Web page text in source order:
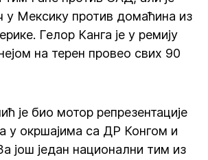
у Мексику против домаћина из
Гелор Канга је у ремију
на терен провео свих 90
је био мотор репрезентације
у окршајима са ДР Конгом и
још један национални тим из